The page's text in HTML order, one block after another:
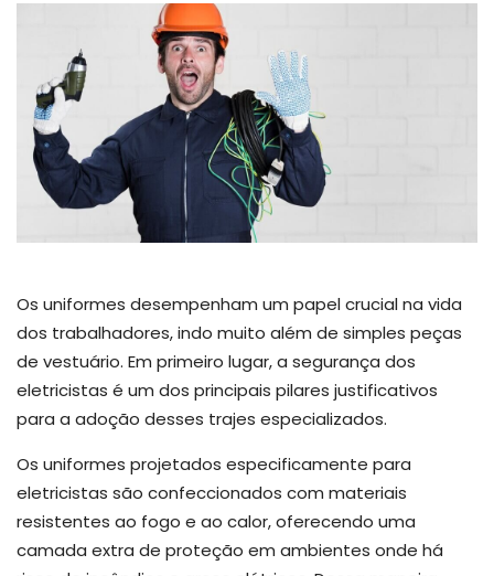
Os uniformes desempenham um papel crucial na vida
dos trabalhadores, indo muito além de simples peças
de vestuário. Em primeiro lugar, a segurança dos
eletricistas é um dos principais pilares justificativos
para a adoção desses trajes especializados.
Os uniformes projetados especificamente para
eletricistas são confeccionados com materiais
resistentes ao fogo e ao calor, oferecendo uma
camada extra de proteção em ambientes onde há